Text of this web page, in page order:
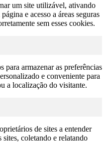
um site utilizável, ativando
e acesso a áreas seguras
sem esses cookies.
para armazenar as preferências
e conveniente para
a localização do visitante.
de sites a entender
coletando e relatando